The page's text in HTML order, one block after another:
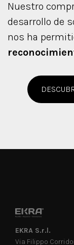
Nuestro
desarrollo de
nos ha
EKRA S.r.l.
Via Filippo